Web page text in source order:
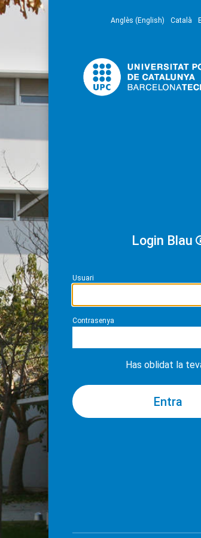
Anglès (English) Català
Login Blau
Usuari
Contrasenya
Has oblidat la